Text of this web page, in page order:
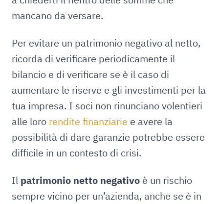
mancano da versare.
Per evitare un patrimonio negativo al netto,
ricorda di verificare periodicamente il
bilancio e di verificare se è il caso di
aumentare le riserve e gli investimenti per la
tua impresa. I soci non rinunciano volentieri
alle loro rendite finanziarie e avere la
possibilità di dare garanzie potrebbe essere
difficile in un contesto di crisi.
Il patrimonio netto negativo è un rischio
sempre vicino per un’azienda, anche se è in